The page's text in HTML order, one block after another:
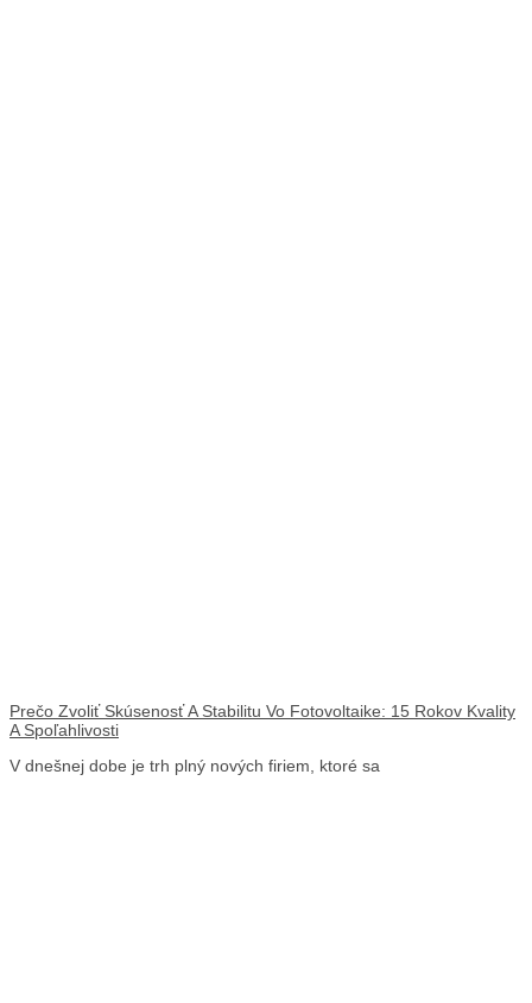
Prečo Zvoliť Skúsenosť A Stabilitu Vo Fotovoltaike: 15 Rokov Kvality
A Spoľahlivosti
V dnešnej dobe je trh plný nových firiem, ktoré sa